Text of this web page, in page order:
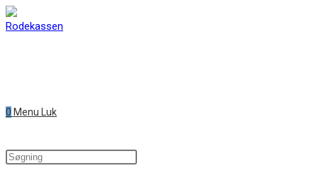
Skip
to
0 Menu Luk
Search